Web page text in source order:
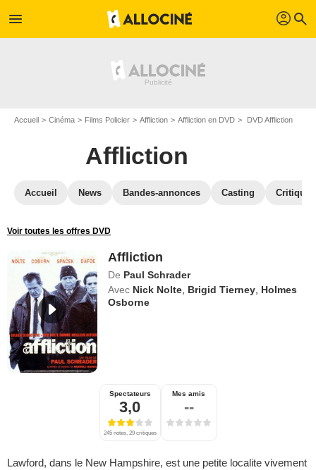
menu profil search
Accueil Cinéma Films Policier Affliction Affliction en DVD DVD Affliction
Affliction
Accueil News Bandes-annonces Casting
Voir toutes les offres DVD
Affliction
De Paul Schrader
Avec Nick Nolte Brigid Tierney Holmes
Osborne
Spectateurs
3,0
245 notes, 29 critiques
Mes amis
--
Lawford, dans le New Hampshire, est une petite localite vivement